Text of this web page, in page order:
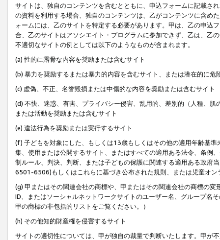
サイトは、独自のコンテンツを含むとともに、申込フォームに記載さ
の資料を利用する場合、独自のコンテンツは、乙がコンテンツに含め
ォームには、乙のサイトを特定する必要があります。甲は、乙の申込
合、乙のサイトはアソシエイト・プログラムに参加できず、乙は、乙
不適切なサイトの例としては以下のようなものが含まれます。
(a) 性的に露骨な内容を奨励または含むサイト
(b) 暴力を奨励するまたは暴力的内容を含むサイト、または潜在的に
(c) 虚偽、不正、名誉毀損または中傷的な内容を奨励または含むサイト
(d) 不快、迷惑、有害、プライバシー侵害、乱用的、差別的（人種、
または活動を奨励または含むサイト
(e) 違法行為を奨励または実行するサイト
(f) 子どもを対象にした、もしくは13歳もしくはその他の適用年齢基
集、使用または公開するサイト、またはすべての適用ある法令、条例
制ルール、判決、判断、または子どもの保護に関連する適用ある政府
6501-6506)もしくはこれらに基づき公布された規則、または児童オン
(g) 甲またはその関連会社の商標や、甲またはその関連会社の商標の
ID、またはソーシャルネットワークサイトのユーザー名、グループ名
甲の商標の非包括的リストをご覧ください。）
(h) その他知的財産権を侵害するサイト
サイトの適切性については、甲が独自の裁量で判断いたします。甲が